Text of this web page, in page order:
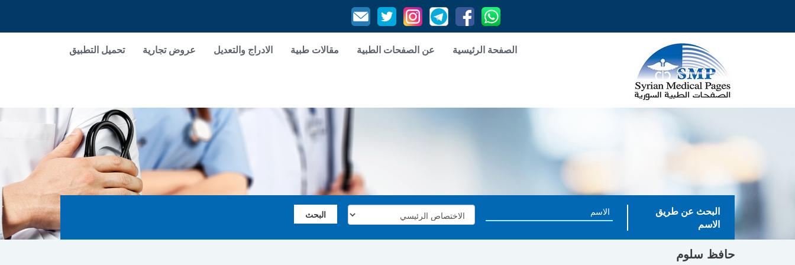
الصفحة الرئيسية عن الصفحات الطبية مقالات طبية الادراج والتعديل عروض تجارية تحميل التطبيق
البحث عن طريق
الاسم
حافظ سلوم